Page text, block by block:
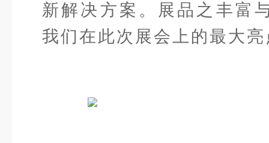
新解决方案。展品之丰富
我们在此次展会上的最大